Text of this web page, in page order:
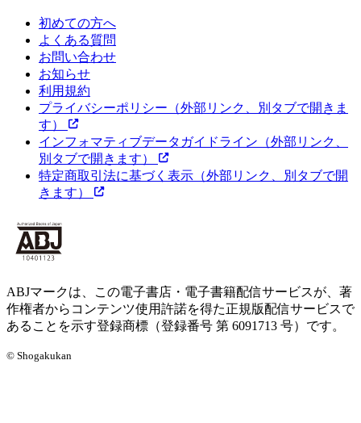
初めての方へ
よくある質問
お問い合わせ
お知らせ
利用規約
プライバシーポリシー （外部リンク、別タブで開きま
す）
インフォマティブデータガイドライン （外部リンク、
別タブで開きます）
特定商取引法に基づく表示 （外部リンク、別タブで開
きます）
ABJマークは、この電子書店・電子書籍配信サービスが、著
作権者からコンテンツ使用許諾を得た正規版配信サービスで
あることを示す登録商標（登録番号 第 6091713 号）です。
© Shogakukan